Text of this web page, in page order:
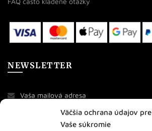
Väčšia ochrana údajov pre
Vaše súkromie
NEWSLETTER